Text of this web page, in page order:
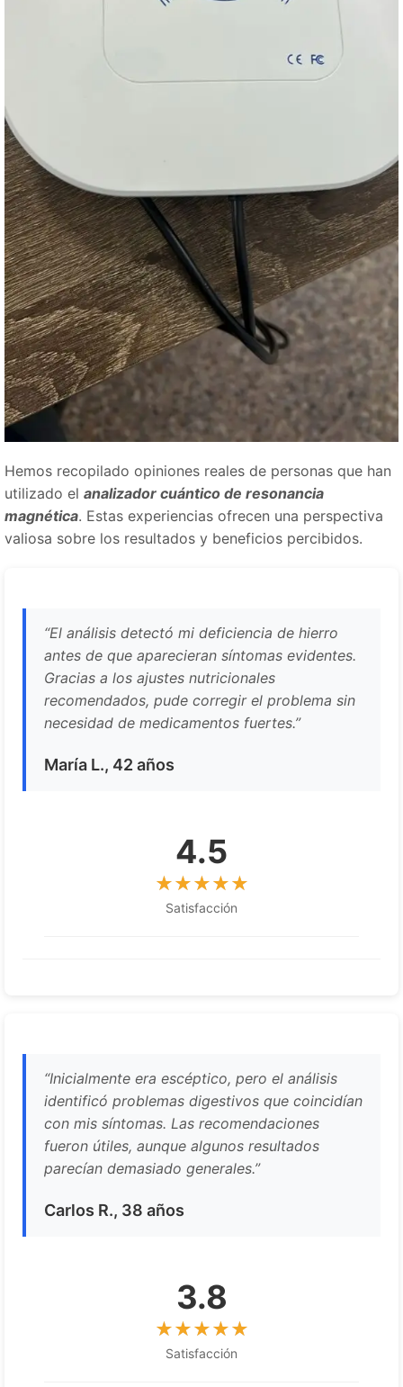
Hemos recopilado opiniones reales de personas que han
utilizado el analizador cuántico de resonancia
magnética. Estas experiencias ofrecen una perspectiva
valiosa sobre los resultados y beneficios percibidos.
“El análisis detectó mi deficiencia de hierro
antes de que aparecieran síntomas evidentes.
Gracias a los ajustes nutricionales
recomendados, pude corregir el problema sin
necesidad de medicamentos fuertes.”
María L., 42 años
4.5
Satisfacción
“Inicialmente era escéptico, pero el análisis
identificó problemas digestivos que coincidían
con mis síntomas. Las recomendaciones
fueron útiles, aunque algunos resultados
parecían demasiado generales.”
Carlos R., 38 años
3.8
Satisfacción